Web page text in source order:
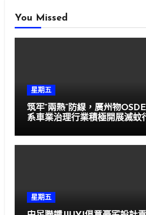
You Missed
星期五
筑牢“兩熱”防線，廣州物
系車業治理行業積極開展滅蚊
星期五